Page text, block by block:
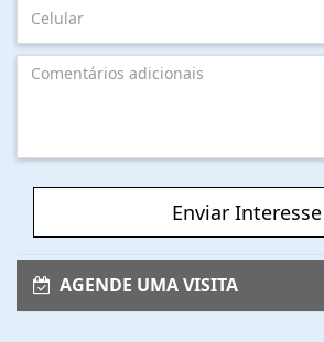
Enviar Interesse
AGENDE UMA VISITA